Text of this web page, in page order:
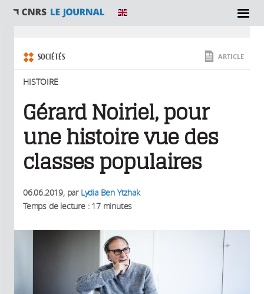
SECTIONS
SOCIÉTÉS
HISTOIRE
ARTICLE
Gérard Noiriel, pour
une histoire vue des
classes populaires
06.06.2019, par Lydia Ben Ytzhak
Temps de lecture : 17 minutes